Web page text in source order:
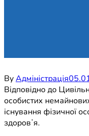
ByАдміністрація
Відповідно до
особистих
існування фізичної
здоровʼя.